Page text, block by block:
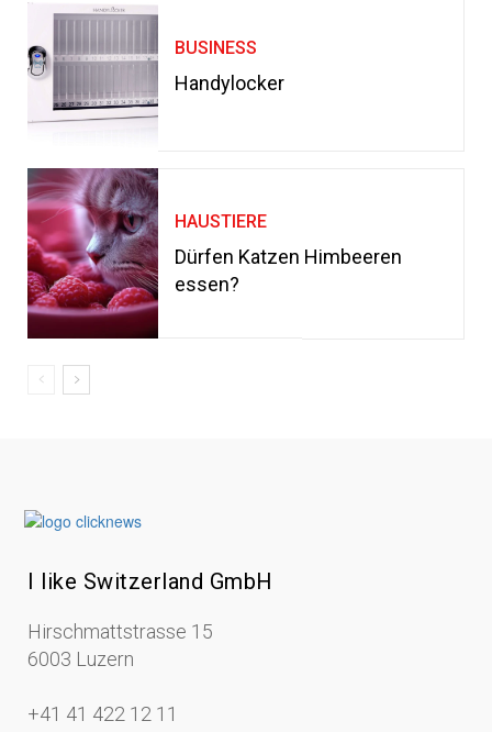
BUSINESS
Handylocker
HAUSTIERE
Dürfen Katzen Himbeeren
essen?
I like Switzerland GmbH
Hirschmattstrasse 15
6003 Luzern
+41 41 422 12 11